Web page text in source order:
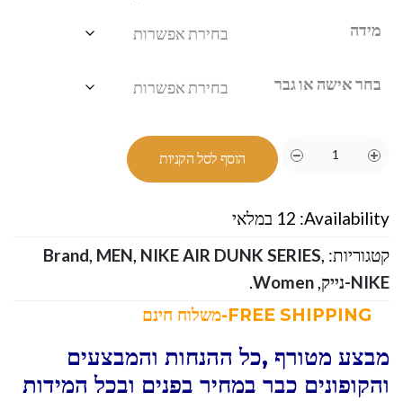
מידה
בחר אישה או גבר
הוסף לסל הקניות
Availability: 12 במלאי
קטגוריות:
Brand, MEN, NIKE AIR DUNK SERIES,
NIKE-נייק
,
Women
.
מבצע מטורף ,כל ההנחות והמבצעים
והקופונים כבר במחיר בפנים ובכל המידות